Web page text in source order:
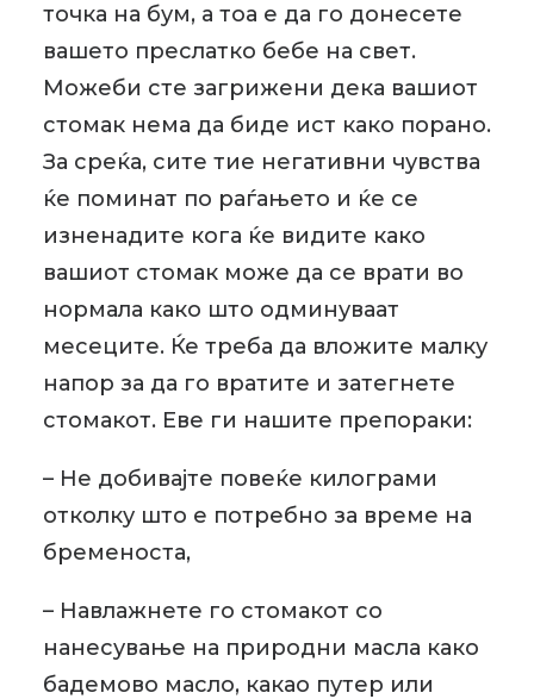
точка на бум, а тоа е да го донесете
вашето преслатко бебе на свет.
Можеби сте загрижени дека вашиот
стомак нема да биде ист како порано.
За среќа, сите тие негативни чувства
ќе поминат по раѓањето и ќе се
изненадите кога ќе видите како
вашиот стомак може да се врати во
нормала како што одминуваат
месеците. Ќе треба да вложите малку
напор за да го вратите и затегнете
стомакот. Еве ги нашите препораки:
– Не добивајте повеќе килограми
отколку што е потребно за време на
бременоста,
– Навлажнете го стомакот со
нанесување на природни масла како
бадемово масло, какао путер или